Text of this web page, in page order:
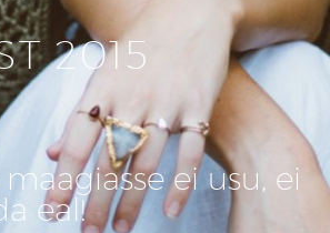
2015
ei usu, ei
eal!